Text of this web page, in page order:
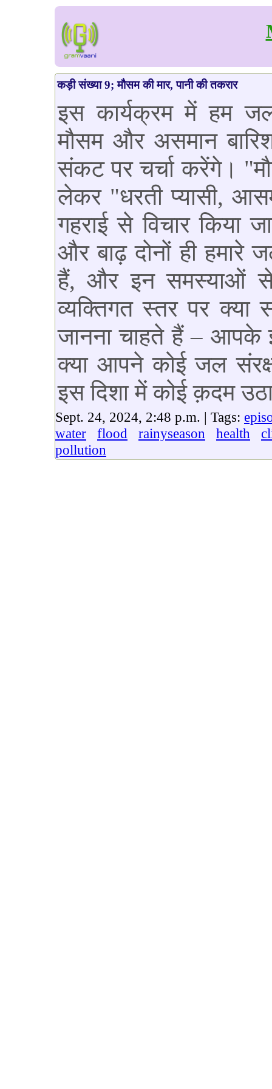
कड़ी संख्या 9; मौसम की मार, पानी की तकरार
इस कार्यक्रम में हम
मौसम और असमान
संकट पर चर्चा करेंगे।
लेकर "धरती प्यासी,
गहराई से विचार
और बाढ़ दोनों ही हमारे
हैं, और इन समस्याओं
व्यक्तिगत स्तर पर
जानना चाहते हैं – आपके
क्या आपने कोई जल
इस दिशा में कोई क़दम
Sept. 24, 2024, 2:48 p.m. | Tags:
water
flood rainyseason health
pollution